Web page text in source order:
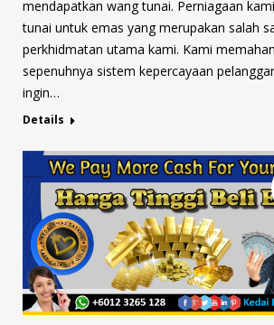
mendapatkan wang tunai. Perniagaan
tunai untuk emas yang merupakan salah
perkhidmatan utama kami. Kami
sepenuhnya sistem kepercayaan
ingin…
Details